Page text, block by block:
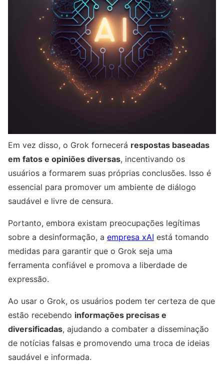
Em vez disso, o Grok fornecerá respostas baseadas
em fatos e opiniões diversas, incentivando os
usuários a formarem suas próprias conclusões. Isso é
essencial para promover um ambiente de diálogo
saudável e livre de censura.
Portanto, embora existam preocupações legítimas
sobre a desinformação, a empresa xAI está tomando
medidas para garantir que o Grok seja uma
ferramenta confiável e promova a liberdade de
expressão.
Ao usar o Grok, os usuários podem ter certeza de que
estão recebendo informações precisas e
diversificadas, ajudando a combater a disseminação
de notícias falsas e promovendo uma troca de ideias
saudável e informada.